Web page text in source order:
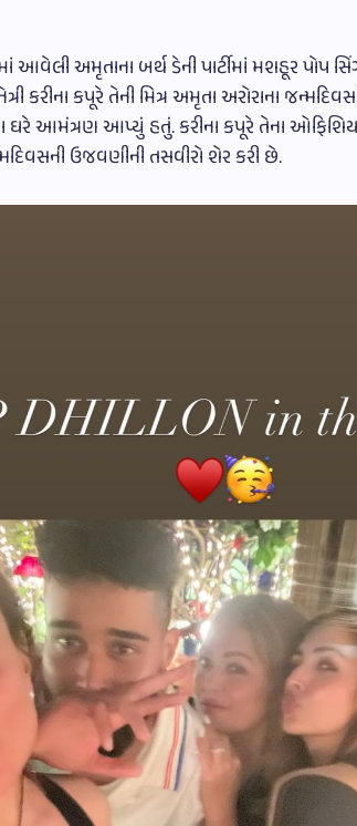
આવેલી અમૃતાના બર્થ ડેની પાર્ટીમાં મશહૂર પોપ
કરીના કપૂરે તેની મિત્ર અમૃતા અરોરાના
આમંત્રણ આપ્યું હતું. કરીના કપૂરે તેના ઓફિશિયલ
ઉજવણીની તસવીરો શેર કરી છે.